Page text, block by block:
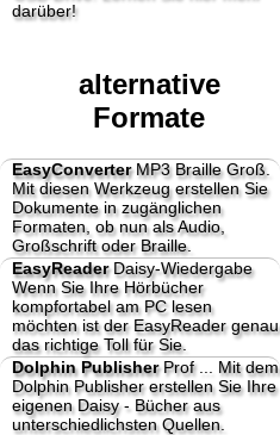
darüber!
alternative
Formate
EasyConverterMP3 Braille Groß.
Mit diesen Werkzeug erstellen Sie
Dokumente in zugänglichen
Formaten, ob nun als Audio,
Großschrift oder Braille.
EasyReaderDaisy-Wiedergabe
Wenn Sie Ihre Hörbücher
kompfortabel am PC lesen
möchten ist der EasyReader genau
das richtige Toll für Sie.
Dolphin PublisherProf ...
Mit dem
Dolphin Publisher erstellen Sie Ihre
eigenen Daisy - Bücher aus
unterschiedlichsten Quellen.